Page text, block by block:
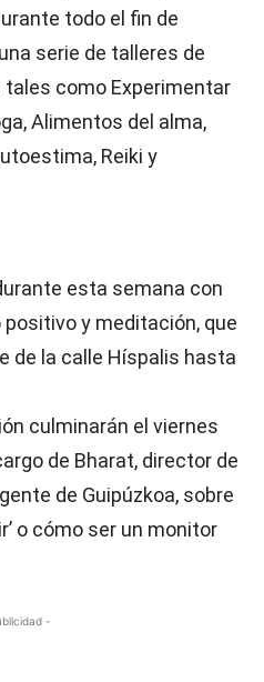
todo el fin de
serie de talleres de
como Experimentar
Alimentos del alma,
Reiki y
esta semana con
y meditación, que
de la calle Híspalis hasta
culminarán el viernes
de Bharat, director de
de Guipúzkoa, sobre
o cómo ser un monitor
-